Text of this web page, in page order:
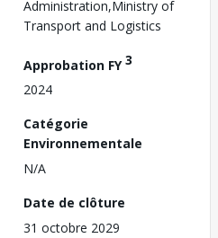
Administration,Ministry of
Transport and Logistics
Approbation FY3
2024
Catégorie
Environnementale
N/A
Date de clôture
31 octobre 2029